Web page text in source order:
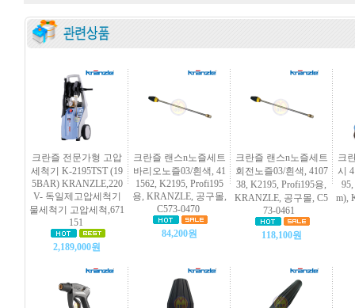
크란즐 전문가형 고압
세척기 K-2195TST (19
5BAR) KRANZLE,220
V- 독일제고압세척기
물세척기 고압세척,671
151
2,189,000원
크란즐 랜스n노즐세트
바리오노즐03/흰색, 41
1562, K2195, Profi195
용, KRANZLE, 공구몰,
C573-0470
84,200원
크란즐 랜스n노즐세트
회전노즐03/흰색, 4107
38, K2195, Profi195용,
KRANZLE, 공구몰, C5
73-0461
118,100원
크
시
m),